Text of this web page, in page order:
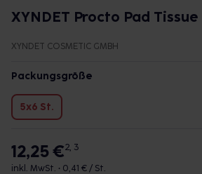
XYNDET Procto Pad Tissue
XYNDET COSMETIC GMBH
Packungsgröße
5x6 St.
12,25 €2, 3
inkl. MwSt. • 0,41 € / St.